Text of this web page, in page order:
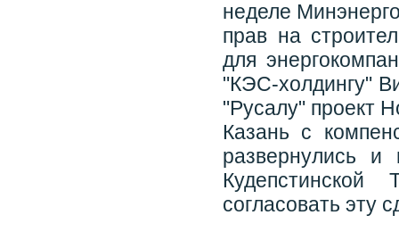
неделе
прав на
для
"КЭС-холдингу"
"Русалу" проект
Казань с
развернулись и
согласовать эту